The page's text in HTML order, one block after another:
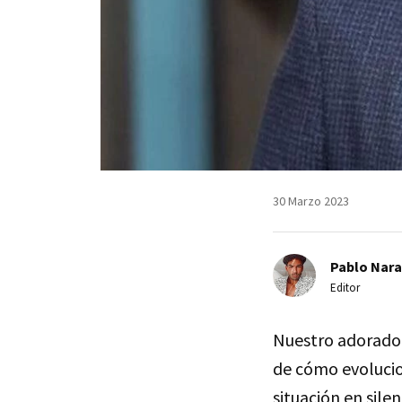
30 Marzo 2023
Pablo
Editor
Nuestro adorado
de cómo
situación en